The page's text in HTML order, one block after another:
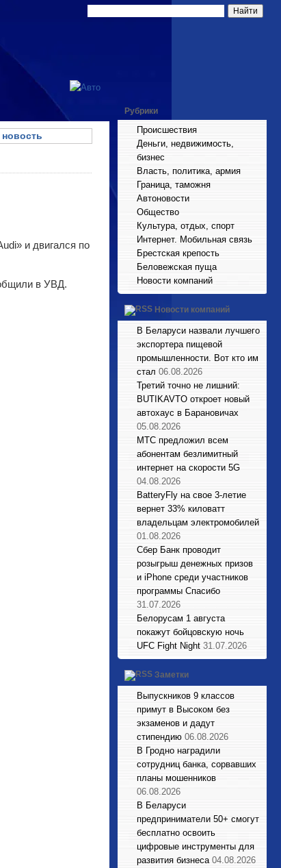
и двигался по
в УВД.
Рубрики
Происшествия
Деньги, недвижимость,
бизнес
Власть, политика, армия
Граница, таможня
Автоновости
Общество
Культура, отдых, спорт
Интернет. Мобильная связь
Брестская крепость
Беловежская пуща
Новости компаний
Новости компаний
В Беларуси назвали лучшего
экспортера пищевой
промышленности. Вот кто им
стал 06.08.2026
Третий точно не лишний:
BUTIKAVTO откроет новый
автохаус в Барановичах
05.08.2026
МТС предложил всем
абонентам безлимитный
интернет на скорости 5G
04.08.2026
BatteryFly на свое 3-летие
вернет 33% киловатт
владельцам электромобилей
01.08.2026
Сбер Банк проводит
розыгрыш денежных призов
и iPhone среди участников
программы Спасибо
31.07.2026
Белорусам 1 августа
покажут бойцовскую ночь
UFC Fight Night 31.07.2026
Заметки
Выпускников 9 классов
примут в Высоком без
экзаменов и дадут
стипендию 06.08.2026
В Гродно наградили
сотрудниц банка, сорвавших
планы мошенников
06.08.2026
В Беларуси
предприниматели 50+ смогут
бесплатно освоить
цифровые инструменты для
развития бизнеса 04.08.2026